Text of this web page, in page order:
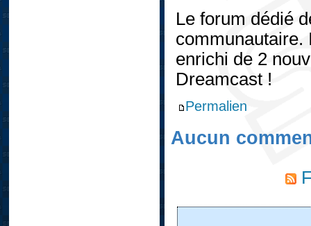
Le forum dédié
communautaire.
enrichi de 2
Dreamcast !
Permalien
Aucun